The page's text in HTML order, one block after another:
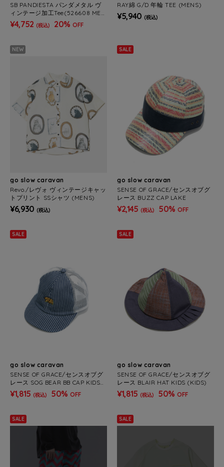
SB PANDIESTA パンダメタル ヴ
ィンテージ加工Tee(526608 MEN
S/WOMENS)
¥4,752 (税込) 20% OFF
RAY綿 G/D 年輪 TEE (MENS)
¥5,940 (税込)
NEW
go slow caravan
Revo./レヴォ ヴィンテージキャッ
トプリント SSシャツ (MENS)
¥6,930 (税込)
SALE
go slow caravan
SENSE OF GRACE/センスオブグ
レース BUZZ CAP LAKE
¥2,145 (税込) 50% OFF
SALE
go slow caravan
SENSE OF GRACE/センスオブグ
レース SOG BEAR BB CAP KIDS
(KIDS)
¥1,815 (税込) 50% OFF
SALE
go slow caravan
SENSE OF GRACE/センスオブグ
レース BLAIR HAT KIDS (KIDS)
¥1,815 (税込) 50% OFF
SALE SALE